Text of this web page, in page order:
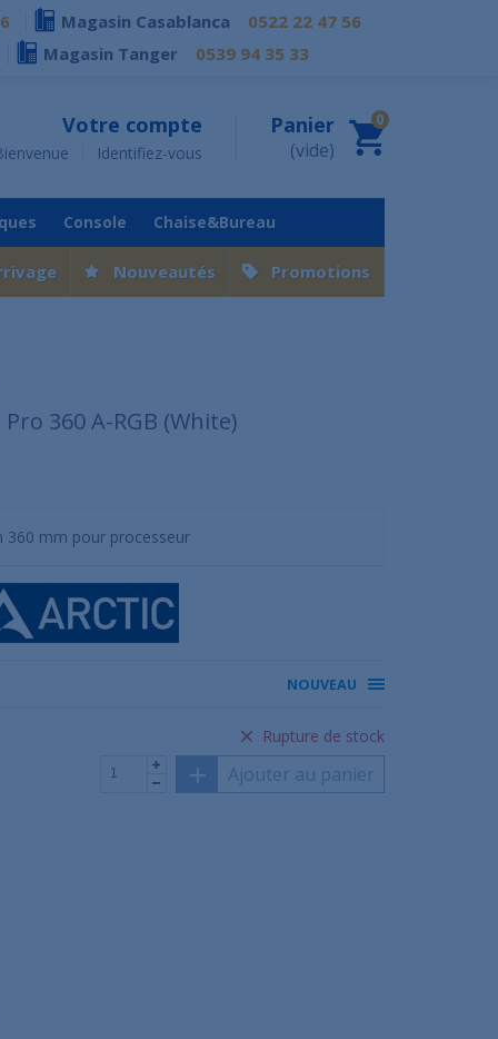
Magasin Casablanca
0522 22 47 56
Magasin Tanger 0539 94 35 33
Panier
(vide)
0
Votre compte
Identifiez-vous
Promotions
Nouveautés
Console Chaise&Bureau
360 A-RGB (White)
360 mm pour processeur
NOUVEAU
Rupture de stock
Ajouter au panier